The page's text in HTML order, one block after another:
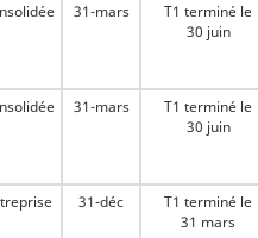
31-mars
T1 terminé le
30 juin
31-mars
T1 terminé le
30 juin
31-déc
T1 terminé le
31 mars